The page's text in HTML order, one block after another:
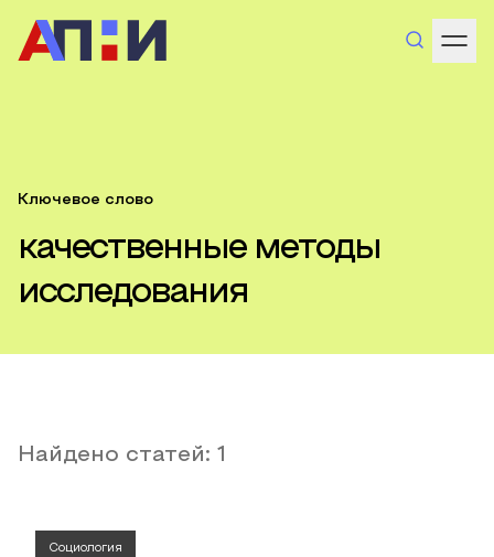
Ключевое слово
качественные методы
исследования
Найдено статей: 1
Социология